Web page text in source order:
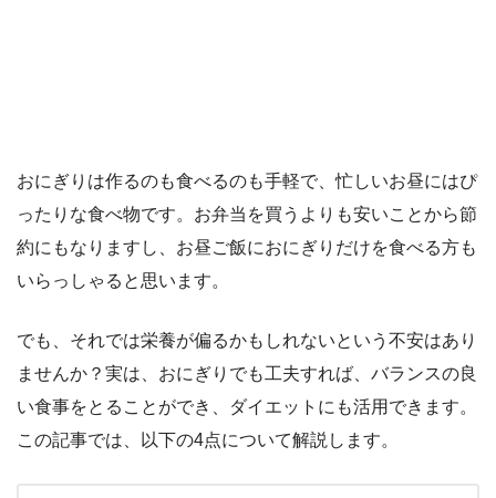
おにぎりは作るのも食べるのも手軽で、忙しいお昼にはぴ
ったりな食べ物です。お弁当を買うよりも安いことから節
約にもなりますし、お昼ご飯におにぎりだけを食べる方も
いらっしゃると思います。
でも、それでは栄養が偏るかもしれないという不安はあり
ませんか？実は、おにぎりでも工夫すれば、バランスの良
い食事をとることができ、ダイエットにも活用できます。
この記事では、以下の4点について解説します。